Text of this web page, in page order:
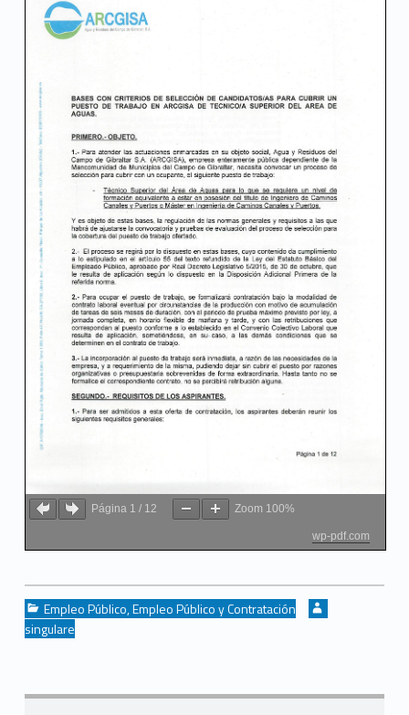
Página 1 / 12 Zoom 100%
wp-pdf.com
Categorized in:
Empleo Público,Empleo Público y Contratación
Written by:
singulare